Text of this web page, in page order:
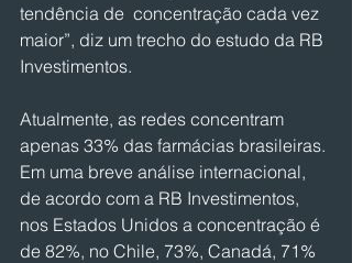
tendência de  concentração cada vez
maior”, diz um trecho do estudo da RB
Investimentos.
Atualmente, as redes concentram
apenas 33% das farmácias brasileiras.
Em uma breve análise internacional,
de acordo com a RB Investimentos,
nos Estados Unidos a concentração é
de 82%, no Chile, 73%, Canadá, 71%